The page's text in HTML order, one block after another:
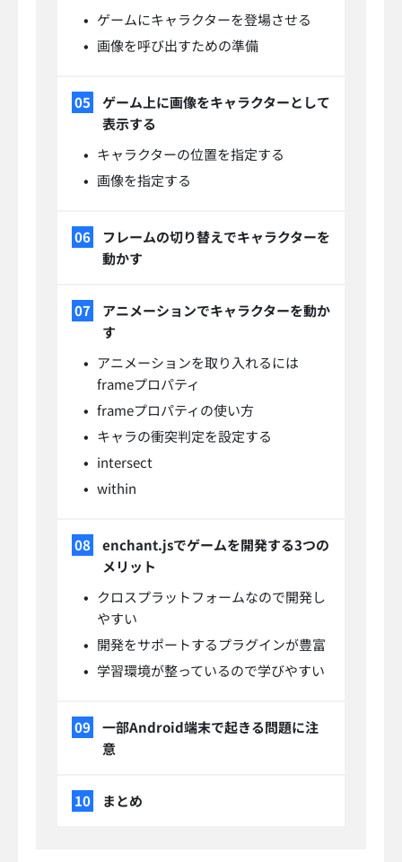
ゲームにキャラクターを登場させる
画像を呼び出すための準備
ゲーム上に画像をキャラクターとして
表示する
キャラクターの位置を指定する
画像を指定する
フレームの切り替えでキャラクターを
動かす
アニメーションでキャラクターを動か
す
アニメーションを取り入れるには
frameプロパティ
frameプロパティの使い方
キャラの衝突判定を設定する
intersect
within
enchant.jsでゲームを開発する3つの
メリット
クロスプラットフォームなので開発し
やすい
開発をサポートするプラグインが豊富
学習環境が整っているので学びやすい
一部Android端末で起きる問題に注
意
まとめ